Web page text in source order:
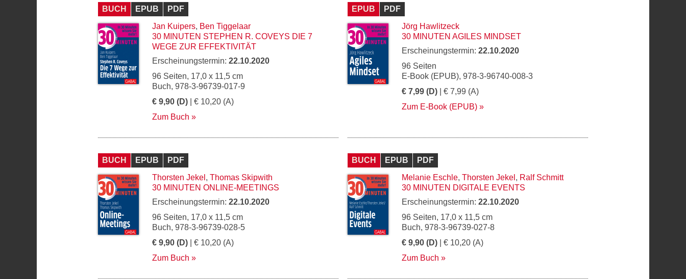
BUCH EPUB
PDF
Jan Kuipers, Ben Tiggelaar
30 MINUTEN STEPHEN R. COVEYS DIE 7
WEGE ZUR EFFEKTIVITÄT
Erscheinungstermin: 22.10.2020
96 Seiten, 17,0 x 11,5 cm
Buch, 978-3-96739-017-9
€ 9,90 (D) | € 10,20 (A)
Zum Buch
EPUB
PDF
Jörg Hawlitzeck
30 MINUTEN AGILES MINDSET
Erscheinungstermin: 22.10.2020
96 Seiten
E-Book (EPUB), 978-3-96740-008-3
€ 7,99 (D) | € 7,99 (A)
Zum E-Book (EPUB)
BUCH EPUB
PDF
Thorsten Jekel , Thomas Skipwith
30 MINUTEN ONLINE-MEETINGS
Erscheinungstermin: 22.10.2020
96 Seiten, 17,0 x 11,5 cm
Buch, 978-3-96739-028-5
€ 9,90 (D) | € 10,20 (A)
Zum Buch
BUCH EPUB
PDF
Melanie Eschle, Thorsten Jekel , Ralf Schmitt
30 MINUTEN DIGITALE EVENTS
Erscheinungstermin: 22.10.2020
96 Seiten, 17,0 x 11,5 cm
Buch, 978-3-96739-027-8
€ 9,90 (D) | € 10,20 (A)
Zum Buch